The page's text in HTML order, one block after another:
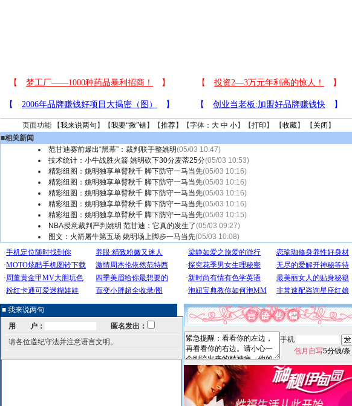
页面功能 【我来说两句 】【我要“揪”错】【推荐】【字体： 大 中 小】【打印 】 【收藏】 【 关闭 】
■相关新闻
范甘迪赛前爆出“黑幕”：裁判联手整姚明(05/03 10:47)
技术统计：小牛战胜火箭 姚明砍下30分麦蒂25分(05/03 10:53)
精彩组图：姚明独享单臂秋千 脚下防守一马当先(05/03 10:16)
精彩组图：姚明独享单臂秋千 脚下防守一马当先(05/03 10:16)
精彩组图：姚明独享单臂秋千 脚下防守一马当先(05/03 10:16)
精彩组图：姚明独享单臂秋千 脚下防守一马当先(05/03 10:16)
精彩组图：姚明独享单臂秋千 脚下防守一马当先(05/03 10:15)
NBA授意裁判严判姚明 范甘迪：它真的发生了(05/03 09:27)
图文：火箭屠牛第五场 姚明场上脚步一马当先(05/03 10:08)
■ 我来说两句
用 户：
匿名发出：
请各位遵纪守法并注意语言文明。
手机
包月自写5分钱/条